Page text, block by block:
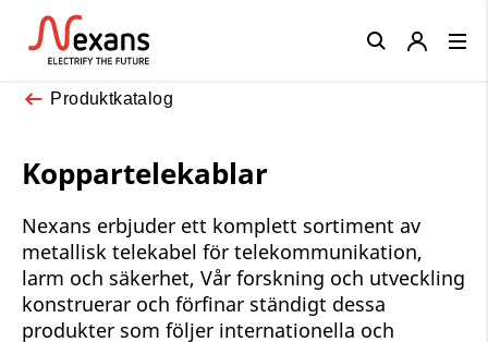
Produktkatalog
Koppartelekablar
Nexans erbjuder ett komplett sortiment av
metallisk telekabel för telekommunikation,
larm och säkerhet, Vår forskning och utveckling
konstruerar och förfinar ständigt dessa
produkter som följer internationella och
Close